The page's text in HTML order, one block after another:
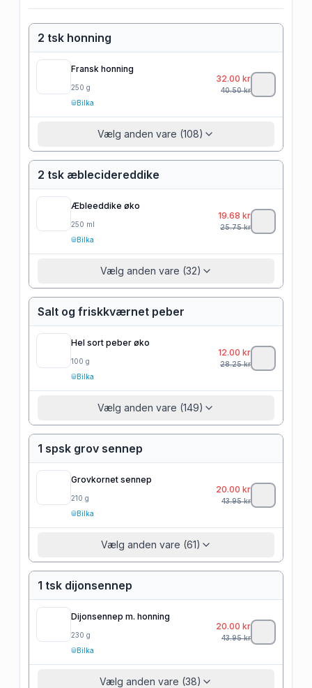
2 tsk honning
Fransk honning
250 g
Bilka
32.00 kr
40.50kr
Vælg anden vare (108)
2 tsk æblecidereddike
Æbleeddike øko
250 ml
Bilka
19.68 kr
25.75kr
Vælg anden vare (32)
Salt og friskkværnet peber
Hel sort peber øko
100 g
Bilka
12.00 kr
28.25kr
Vælg anden vare (149)
1 spsk grov sennep
Grovkornet sennep
210 g
Bilka
20.00 kr
43.95kr
Vælg anden vare (61)
1 tsk dijonsennep
Dijonsennep m. honning
230 g
Bilka
20.00 kr
43.95kr
Vælg anden vare (38)